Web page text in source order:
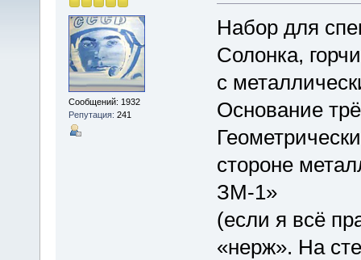
Сообщений: 1932
Репутация: 241
Набор для
Солонка,
с
Основание
стороне
ЗМ-1»
(если я всё
«нерж». На